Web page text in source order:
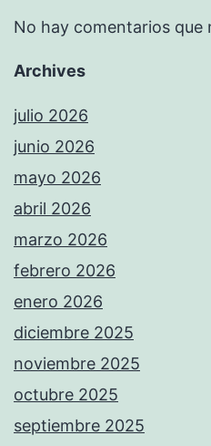
No hay comentarios que
Archives
julio 2026
junio 2026
mayo 2026
abril 2026
marzo 2026
febrero 2026
enero 2026
diciembre 2025
noviembre 2025
octubre 2025
septiembre 2025